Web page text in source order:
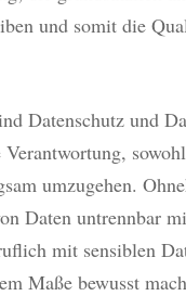
und somit die
Datenschutz und
umzugehen.
Daten untrennbar
mit sensiblen
Maße bewusst